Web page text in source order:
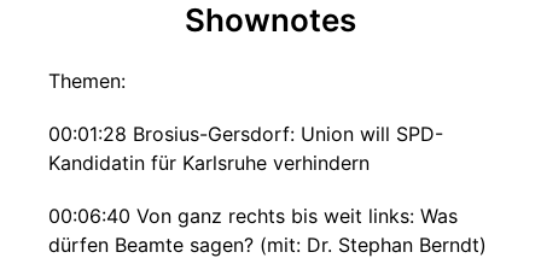
Shownotes
Themen:
00:01:28 Brosius-Gersdorf: Union will SPD-
Kandidatin für Karlsruhe verhindern
00:06:40 Von ganz rechts bis weit links: Was
dürfen Beamte sagen? (mit: Dr. Stephan Berndt)